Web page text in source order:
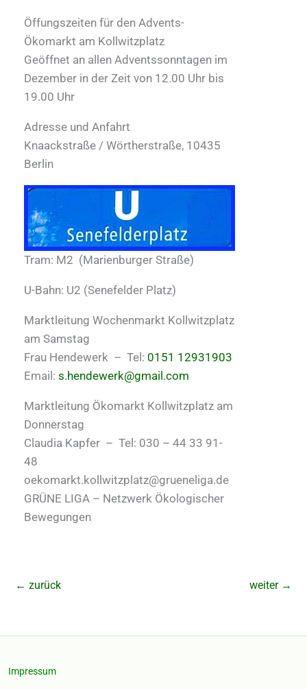
Öffungszeiten für den Advents-
Ökomarkt am Kollwitzplatz
Geöffnet an allen Adventssonntagen im
Dezember in der Zeit von 12.00 Uhr bis
19.00 Uhr
Adresse und Anfahrt
Knaackstraße / Wörtherstraße, 10435
Berlin
Tram: M2 (Marienburger Straße)
U-Bahn: U2 (Senefelder Platz)
Marktleitung Wochenmarkt Kollwitzplatz
am Samstag
Frau Hendewerk – Tel: 0151 12931903
Email: s.hendewerk@gmail.com
Marktleitung Ökomarkt Kollwitzplatz am
Donnerstag
Claudia Kapfer – Tel: 030 – 44 33 91-
48
oekomarkt.kollwitzplatz@grueneliga.de
GRÜNE LIGA – Netzwerk Ökologischer
Bewegungen
← zurück weiter →
Impressum